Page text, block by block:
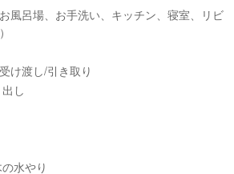
風呂場、お手洗い、キッチン、寝室、リビ
け渡し/引き取り
し
水やり